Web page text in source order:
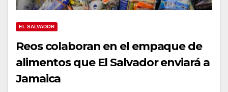
EL SALVADOR
Reos colaboran en el empaque de
alimentos que El Salvador enviará a
Jamaica